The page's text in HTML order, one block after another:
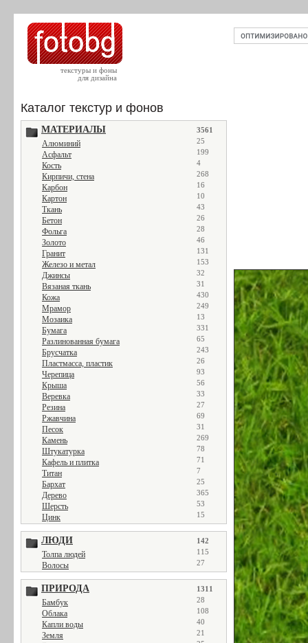
текстуры и фоны
для дизайна
Каталог текстур и фонов
МАТЕРИАЛЫ 3561
Алюминий 25
Асфальт 199
Кость 4
Кирпичи, стена 268
Карбон 16
Картон 10
Ткань 43
Бетон 26
Фольга 28
Золото 46
Гранит 131
Железо и метал 153
Джинсы 32
Вязаная ткань 31
Кожа 430
Мрамор 249
Мозаика 13
Бумага 331
Разлинованная бумага 65
Брусчатка 243
Пластмасса, пластик 26
Черепица 93
Крыша 56
Веревка 33
Резина 27
Ржавчина 69
Песок 31
Камень 269
Штукатурка 78
Кафель и плитка 71
Титан 7
Бархат 25
Дерево 365
Шерсть 53
Цинк 15
ЛЮДИ 142
Толпа людей 115
Волосы 27
ПРИРОДА 1311
Бамбук 28
Облака 108
Капли воды 40
Земля 21